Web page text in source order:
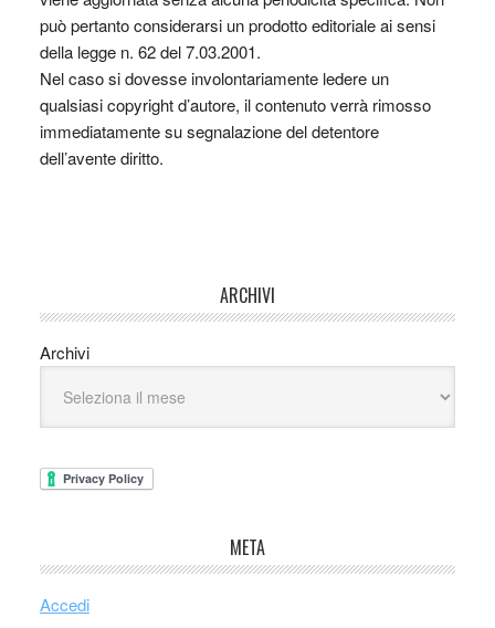
può pertanto considerarsi un prodotto editoriale ai sensi
della legge n. 62 del 7.03.2001.
Nel caso si dovesse involontariamente ledere un
qualsiasi copyright d’autore, il contenuto verrà rimosso
immediatamente su segnalazione del detentore
dell’avente diritto.
ARCHIVI
Archivi
META
Accedi